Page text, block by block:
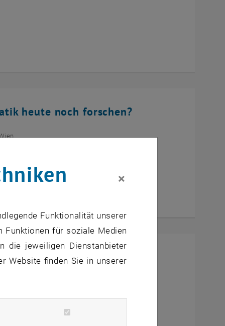
heute noch forschen?
eine Frau erfunden!”
×
Funktionalität unserer
Funktionen für soziale Medien
die jeweiligen Dienstanbieter
Website finden Sie in unserer